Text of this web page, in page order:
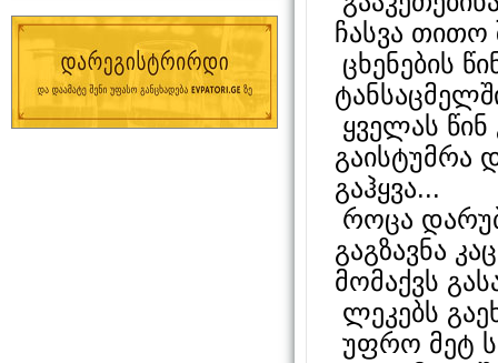
ჩასვა
ცხენების
ყველას
გაისტუმრა
გაჰყვა...
როცა
გაგზავნა
მომაქვს
ლეკებს
უფრო მეტ